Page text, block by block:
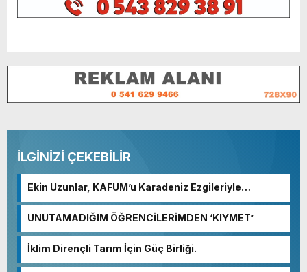
İLGİNİZİ ÇEKEBİLİR
Ekin Uzunlar, KAFUM’u Karadeniz Ezgileriyle
UNUTAMADIĞIM ÖĞRENCİLERİMDEN ‘KIYMET’
İklim Dirençli Tarım İçin Güç Birliği.